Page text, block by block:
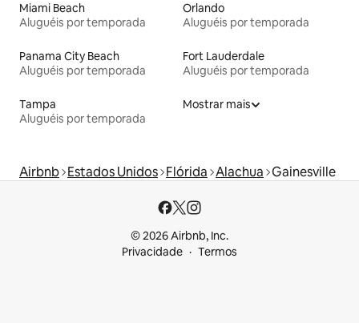
Miami Beach
Aluguéis por temporada
Orlando
Aluguéis por temporada
Panama City Beach
Aluguéis por temporada
Fort Lauderdale
Aluguéis por temporada
Tampa
Aluguéis por temporada
Mostrar mais
Airbnb Estados Unidos Flórida Alachua Gainesville
© 2026 Airbnb, Inc.
Privacidade
Termos